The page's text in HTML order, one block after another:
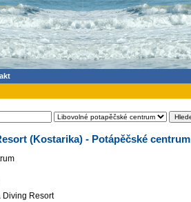
(Kostarika) - Potápěčské centrum
Diving Resort